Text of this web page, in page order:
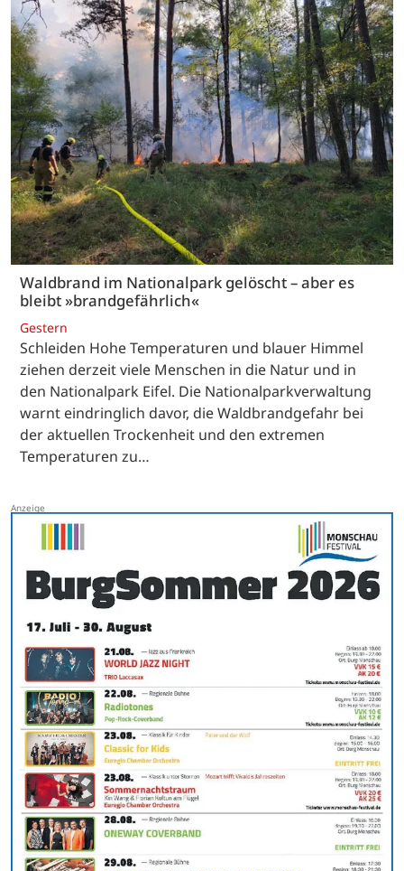
Waldbrand im Nationalpark gelöscht – aber es
bleibt »brandgefährlich«
Gestern
Schleiden Hohe Temperaturen und blauer Himmel
ziehen derzeit viele Menschen in die Natur und in
den Nationalpark Eifel. Die Nationalparkverwaltung
warnt eindringlich davor, die Waldbrandgefahr bei
der aktuellen Trockenheit und den extremen
Temperaturen zu…